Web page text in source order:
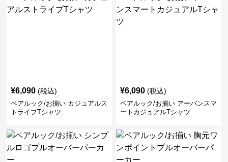
¥6,090 (税込)
ペアルック/お揃い カジュアルス
トライプTシャツ
¥6,090 (税込)
ペアルック/お揃い アーバンスマ
ートカジュアルTシャツ